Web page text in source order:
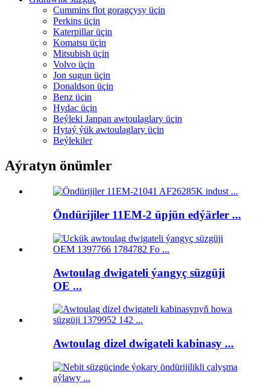
Cummins flot goragçysy üçin
Perkins üçin
Katerpillar üçin
Komatsu üçin
Mitsubish üçin
Volvo üçin
Jon sugun üçin
Donaldson üçin
Benz üçin
Hydac üçin
Beýleki Janpan awtoulaglary üçin
Hytaý ýük awtoulaglary üçin
Beýlekiler
Aýratyn önümler
Öndürijiler 11EM-2 üpjün edýärler ...
Awtoulag dwigateli ýangyç süzgüji
OE ...
Awtoulag dizel dwigateli kabinasy ...